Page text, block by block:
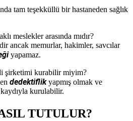
tam teşekküllü bir hastaneden sağlık
meslekler arasında mıdır?
ancak memurlar, hakimler, savcılar
yapamaz.
şirketimi kurabilir miyim?
dedektiflikyapmış olmak ve
kaydıyla kurulabilir.
TUTULUR?